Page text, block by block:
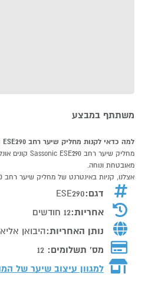
משתתף במבצע
למה כדאי לקנות מחליק שיער רחב Sassonic ESE290 ב-P1000
מאובטחת ונוחה.
אצלנו, קניות באינטרנט של מחליק שיער רחב Sassonic ESE290 שוות לך פי אלף!
דגם:ESE290
אחריות:12 חודשים
נותן האחריות:היבואן
מס' תשלומים:12
למגוון עיצוב שיער של